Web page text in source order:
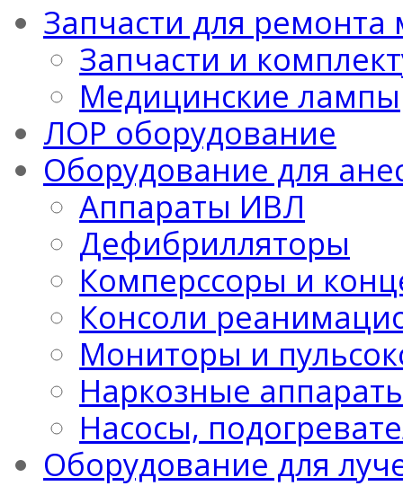
Запчасти для
Запчасти и
Медицинские лампы
ЛОР оборудование
Оборудование для
Аппараты ИВЛ
Дефибрилляторы
Комперссоры и
Консоли
Мониторы и
Наркозные
Насосы,
Оборудование для